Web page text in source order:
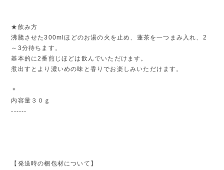
★飲み方
沸騰させた300mlほどのお湯の火を止め、蓬茶を一つまみ入れ、2
～3分待ちます。
基本的に2番煎じほどは飲んでいただけます。
煮出すとより濃いめの味と香りでお楽しみいただけます。
＊
内容量３０ｇ
------
【発送時の梱包材について】